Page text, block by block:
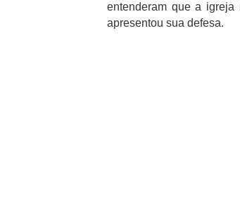
entenderam que a
apresentou sua defesa.